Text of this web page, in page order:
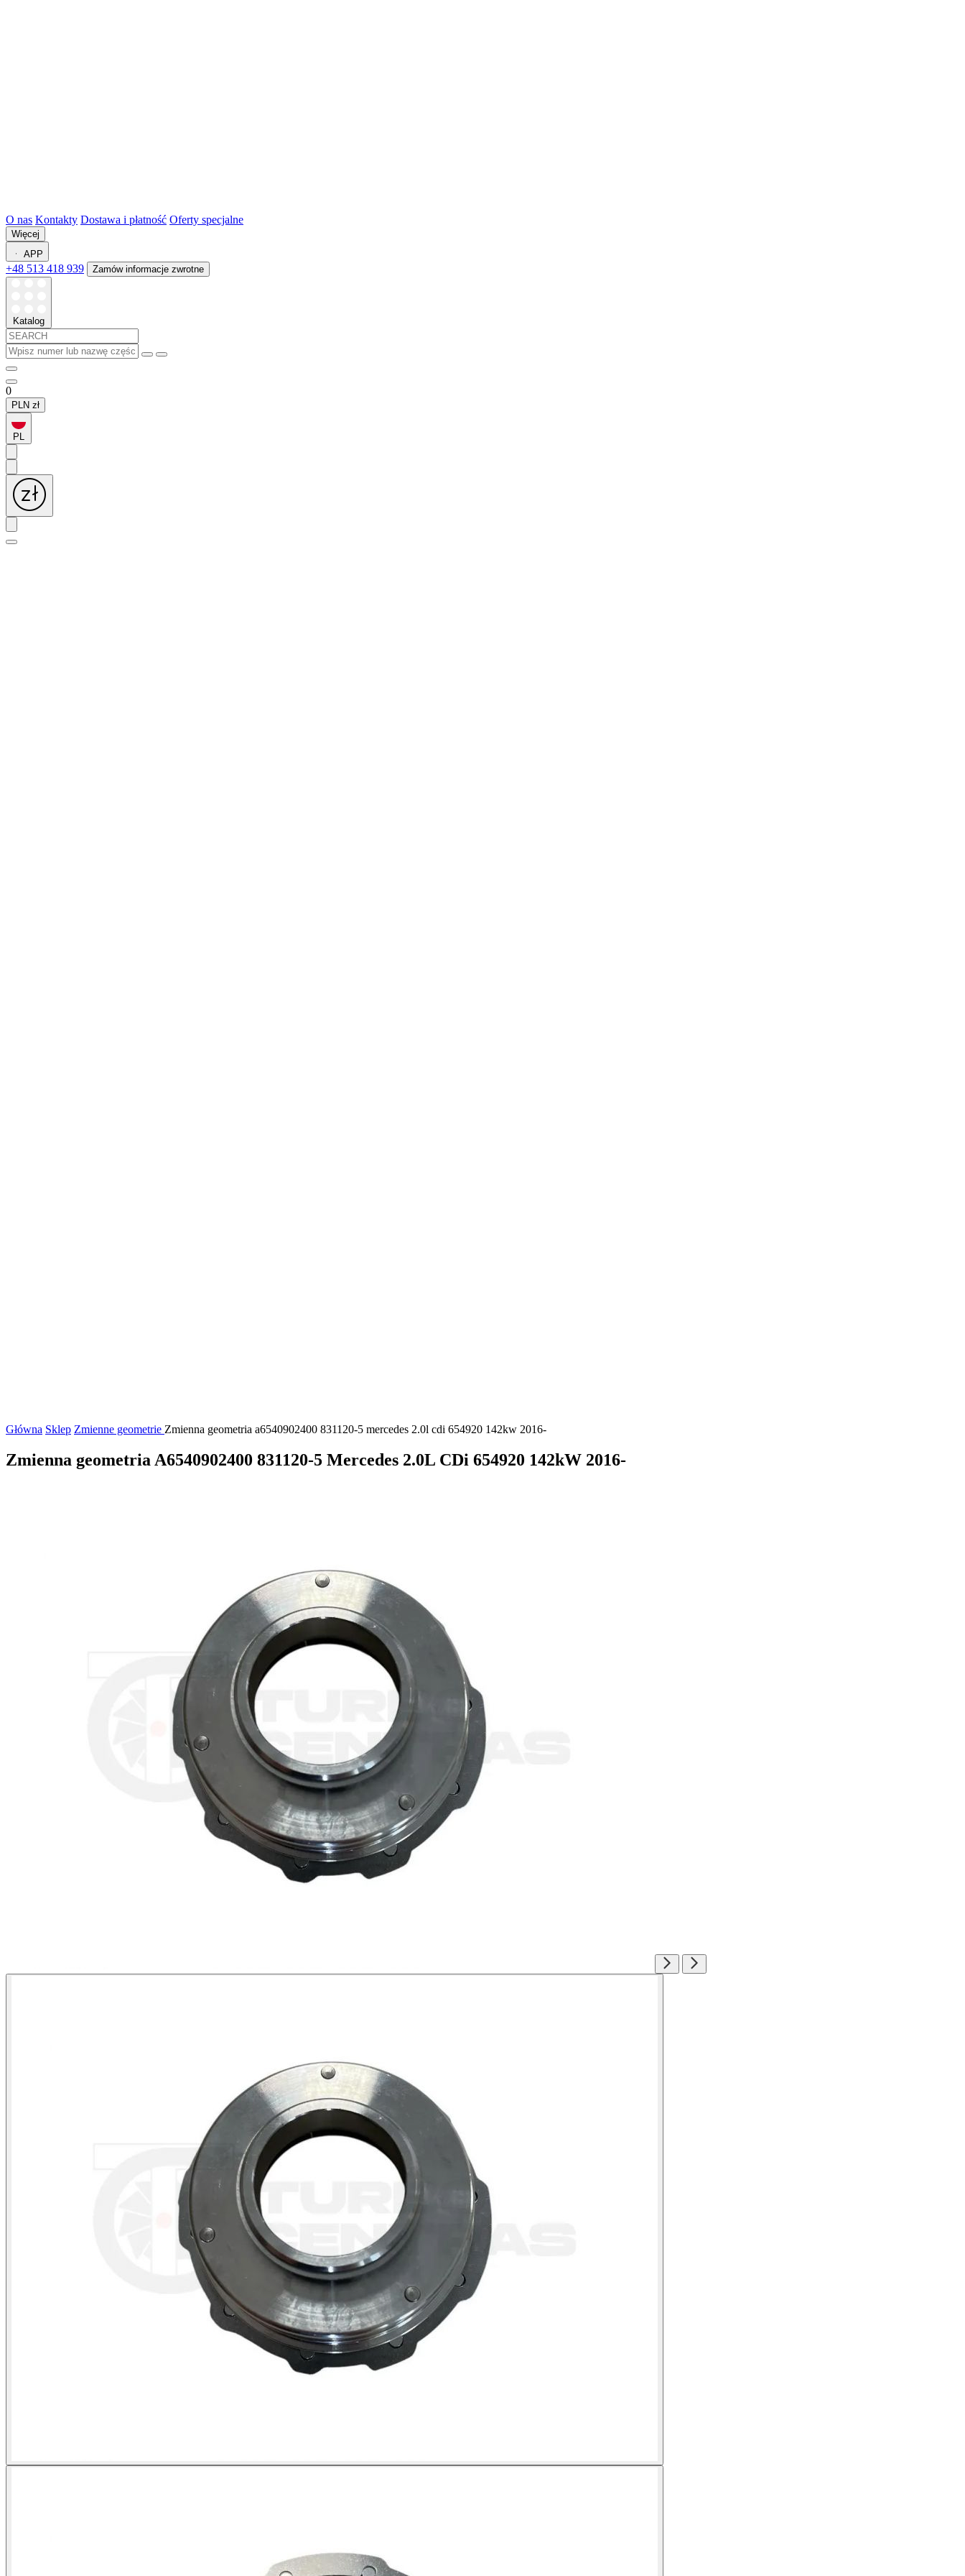
O nas Kontakty Dostawa i płatność Oferty specjalne
Więcej
APP
+48 513 418 939 Zamów informacje zwrotne
Katalog
0
PLN zł
PL
Główna Sklep Zmienne geometrie Zmienna geometria a6540902400 831120-5 mercedes 2.0l cdi 654920 142kw 2016-
Zmienna geometria A6540902400 831120-5 Mercedes 2.0L CDi 654920 142kW 2016-